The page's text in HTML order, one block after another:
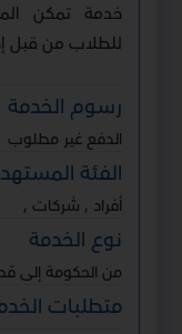
خدمة تمكن
للطلاب من قبل
رسوم الخدمة
الدفع غير مطلوب
الفئة
أفراد , شركات ,
نوع الخدمة
من الحكومة إلى
متطلبات الخدمة